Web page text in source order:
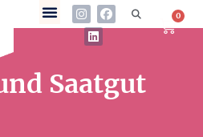
0
Saatgut